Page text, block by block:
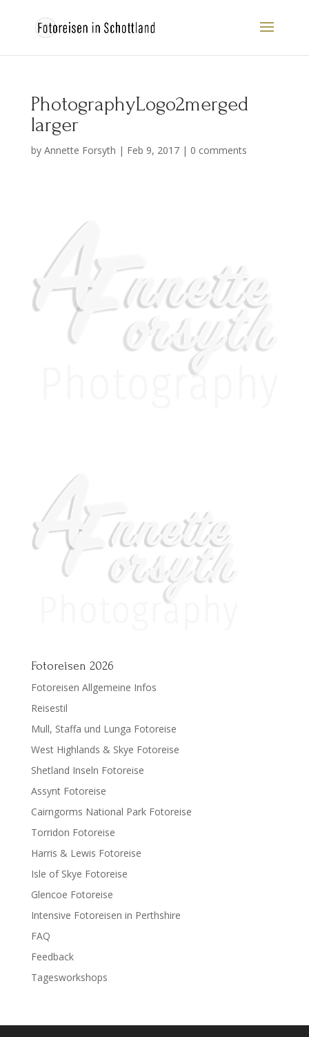
PhotographyLogo2merged
larger
by Annette Forsyth | Feb 9, 2017| 0 comments
Fotoreisen 2026
Fotoreisen Allgemeine Infos
Reisestil
Mull, Staffa und Lunga Fotoreise
West Highlands & Skye Fotoreise
Shetland Inseln Fotoreise
Assynt Fotoreise
Cairngorms National Park Fotoreise
Torridon Fotoreise
Harris & Lewis Fotoreise
Isle of Skye Fotoreise
Glencoe Fotoreise
Intensive Fotoreisen in Perthshire
FAQ
Feedback
Tagesworkshops